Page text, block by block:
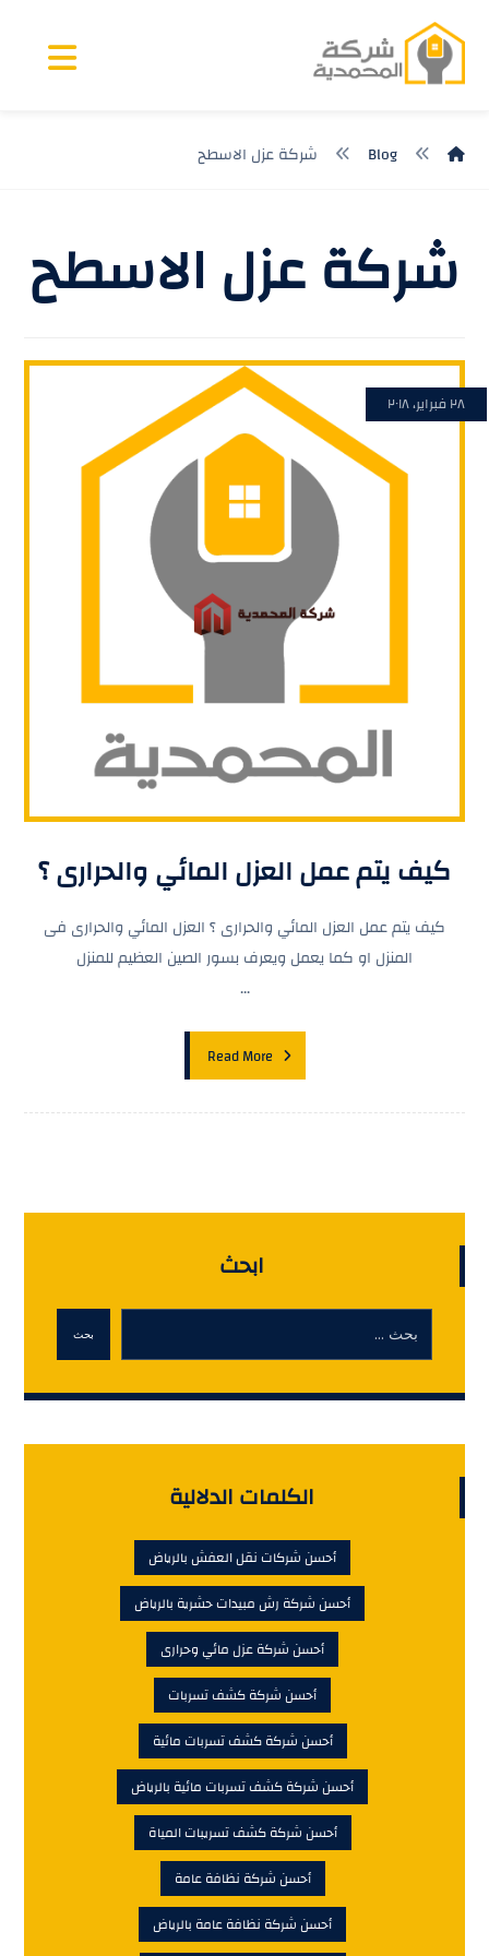
Blog شركة عزل الاسطح
شركة عزل الاسطح
كيف يتم عمل العزل المائي والحرارى ؟
٢٨ فبراير، ٢٠١٨
كيف يتم عمل العزل المائي والحرارى ؟ العزل المائي والحرارى فى
المنزل او كما يعمل ويعرف بسور الصين العظيم للمنزل
...
Read More
ابحث
بحث
الكلمات الدلالية
أحسن شركات نقل العفش بالرياض
أحسن شركة رش مبيدات حشرية بالرياض
أحسن شركة عزل مائي وحرارى
أحسن شركة كشف تسربات
أحسن شركة كشف تسربات مائية
أحسن شركة كشف تسربات مائية بالرياض
أحسن شركة كشف تسريبات المياة
أحسن شركة نظافة عامة
أحسن شركة نظافة عامة بالرياض